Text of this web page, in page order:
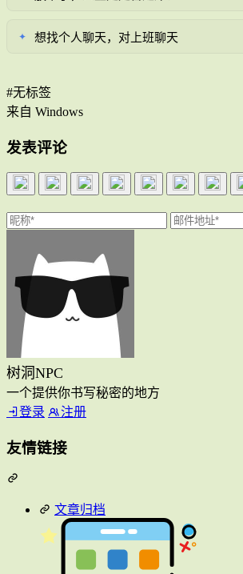
✦ 想找个人聊天，对上班聊天
#无标签
来自 Windows
发表评论
树洞NPC
一个提供你书写秘密的地方
登录
注册
友情链接
文章归档